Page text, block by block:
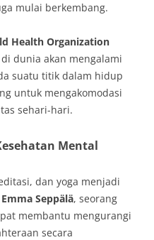
mulai berkembang.
Health Organization
dunia akan mengalami
suatu titik dalam hidup
untuk mengakomodasi
sehari-hari.
Mental
dan yoga menjadi
Seppälä, seorang
membantu mengurangi
secara